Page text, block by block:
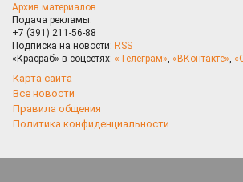
Архив материалов
Подача рекламы:
+7 (391) 211-56-88
Подписка на новости: RSS
«Красраб» в соцсетях: «Телеграм» «ВКонтакте»
Карта сайта
Все новости
Правила общения
Политика конфиденциальности